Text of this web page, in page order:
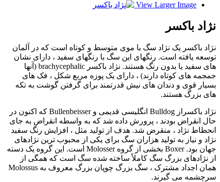
View Larger Image
نژاد باکسر
نژاد باکسر یک نژاد سگ با موی متوسط ​​و کوتاه است که در آلمان
توسعه یافته است. رنگهای این سگ با رنگهای سفید ، دارای نشان
های سفید یا بدون رنگ هستند. نژاد باکسر brachycephalic (آنها
جمجمه های کوتاه دارند) ، دارای یک پوزه مربع شکل ، فک های
بسیار قوی و دندان های نیش قدرتمند برای گرفتن گوشت به تکه
های بزرگ هستند.
نژاد باکسراز Bulldog انگلیسی قدیمی و Bullenbeisser که اکنون در
حال انقراض بودند ، پرورش داده شد که به واسطه انقراض به جای
انحطاط نژاد ، منقرض شد. هدف از تولید مثل ، افزایش رنگ سفید
نژاد و نیاز به تولید هزاران سگ برای یکی از محبوب ترین نژادهای
جهان بود. Boxer بخشی از گروه Molosser است. این گروه یک دسته
از نژادهای بزرگ سگ کاملاً ساخته شده سگ است که همگی از
همان اجداد مشترک ، سگ بزرگ چوپان بزرگ معروف به Molossus
سرچشمه می گیرند.